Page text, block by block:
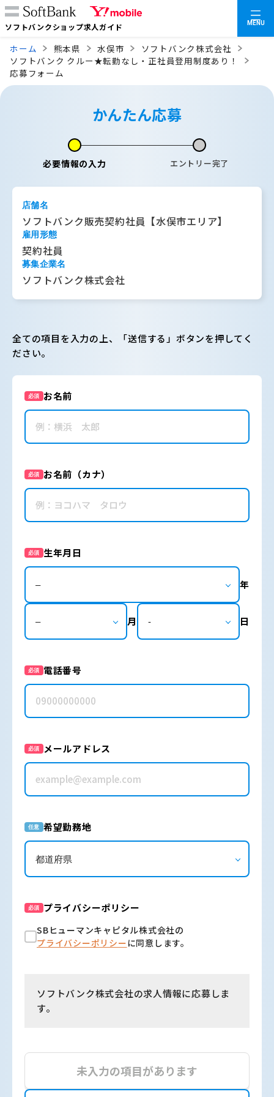
ソフトバンクショップ求人ガイド MENU
ホーム 熊本県 水俣市
ソフトバンク株式会社
ソフトバンク クルー★転勤なし・正社員登用制度あり！
応募フォーム
かんたん応募
必要情報の入力 エントリー完了
店舗名
ソフトバンク販売契約社員【水俣市エリア】
雇用形態
契約社員
募集企業名
ソフトバンク株式会社
全ての項目を入力の上、「送信する」ボタンを押してく
ださい。
必須 お名前
必須 お名前（カナ）
必須 生年月日
年
月 日
必須 電話番号
必須 メールアドレス
任意 希望勤務地
必須 プライバシーポリシー
SBヒューマンキャピタル株式会社の
プライバシーポリシーに同意します。
ソフトバンク株式会社の求人情報に応募しま
す。
未入力の項目があります